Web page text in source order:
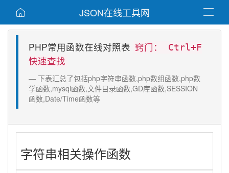
 JSON在线工具网 
PHP常用函数在线对照表 窍门： Ctrl+F
快速查找
下表汇总了包括php字符串函数,php数组函数,php数
学函数,mysql函数,文件目录函数,GD库函数,SESSION
函数,Date/Time函数等
字符串相关操作函数